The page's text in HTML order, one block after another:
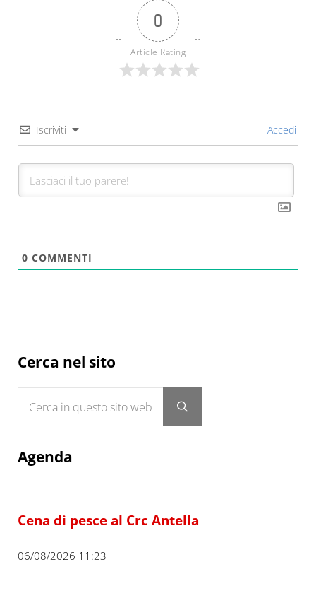
0
Article Rating
Iscriviti Accedi
0 COMMENTI
Sidebar
Cerca nel sito
Submit search
Agenda
Cena di pesce al Crc Antella
06/08/2026 11:23